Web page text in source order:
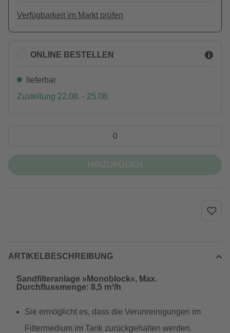
Verfügbarkeit im Markt prüfen
ONLINE BESTELLEN
lieferbar
Zustellung 22.08. - 25.08.
ARTIKELBESCHREIBUNG
Sandfilteranlage »Monoblock«, Max.
Durchflussmenge: 8,5 m³/h
Sie ermöglicht es, dass die Verunreinigungen im
Filtermedium im Tank zurückgehalten werden.